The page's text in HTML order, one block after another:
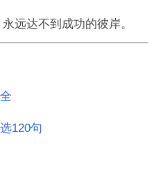
达不到成功的彼岸。
120句